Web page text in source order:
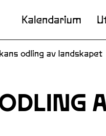
Kalendarium
odling av landskapet